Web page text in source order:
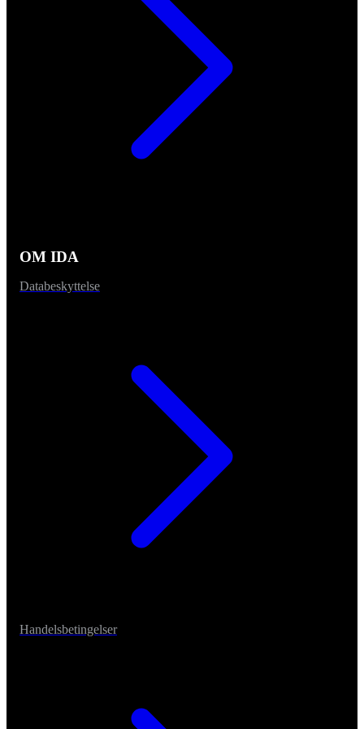
OM IDA
Databeskyttelse
Handelsbetingelser